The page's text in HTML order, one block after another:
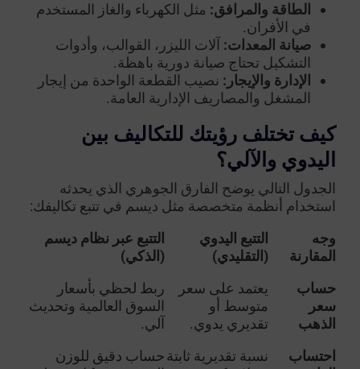
الطاقة والمرافق: مثل الكهرباء والغاز المستخدم
في الأفران.
صيانة المعدات: آلات الليزر، القوالب، وأدوات
التشكيل تحتاج صيانة دورية باهظة.
الإدارة والإيجار: نصيب القطعة الواحدة من إيجار
المشغل والمصاريف الإدارية العامة.
كيف تختلف رؤيتك للتكاليف بين
اليدوي والآلي؟
الجدول التالي يوضح الفارق الجوهري الذي يحدثه
استخدام أنظمة متخصصة مثل ديسم في تتبع تكاليفك:
وجه
المقارنة
التتبع اليدوي
(التقليدي)
التتبع عبر نظام ديسم
(الذكي)
حساب
سعر
الذهب
يعتمد على سعر
متوسط أو
تقديري يدوي.
ربط لحظي بأسعار
السوق العالمية وتحديث
آلي.
احتساب
نسبة تقديرية ثابتةحساب دقيق للوزن